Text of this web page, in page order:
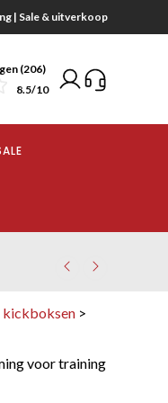
| Sale & uitverkoop
(206)
8.5/10
kickboksen >
voor training